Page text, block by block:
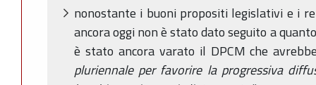
nonostante i buoni propositi legislativi e i
ancora oggi non è stato dato seguito a
è stato ancora varato il DPCM che
pluriennale per favorire la progressiva